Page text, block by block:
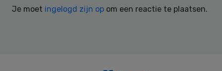
Je moet ingelogd zijn op om een reactie te plaatsen.